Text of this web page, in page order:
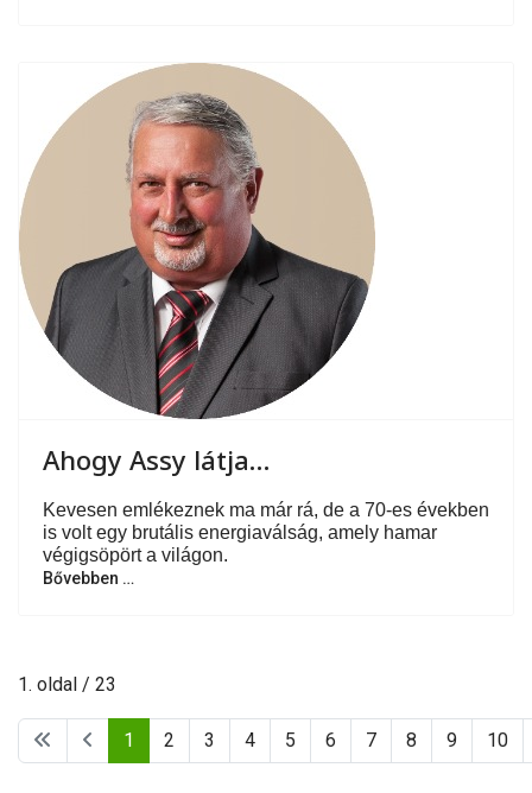
Ahogy Assy látja…
Kevesen emlékeznek ma már rá, de a 70-es években
is volt egy brutális energiaválság, amely hamar
végigsöpört a világon.
Bővebben …
1. oldal / 23
1 2 3 4 5 6 7 8 9 10